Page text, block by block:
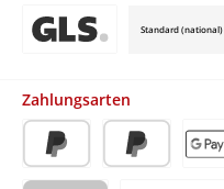
Standard (national)
Zahlungsarten
PayPal Später Bezahlen